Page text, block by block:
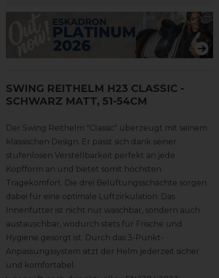
SWING REITHELM H23 CLASSIC -
SCHWARZ MATT, 51-54CM
Der Swing Reithelm "Classic" überzeugt mit seinem
klassischen Design. Er passt sich dank seiner
stufenlosen Verstellbarkeit perfekt an jede
Kopfform an und bietet somit höchsten
Tragekomfort. Die drei Belüftungsschächte sorgen
dabei für eine optimale Luftzirkulation. Das
Innenfutter ist nicht nur waschbar, sondern auch
austauschbar, wodurch stets für Frische und
Hygiene gesorgt ist. Durch das 3-Punkt-
Anpassungssystem sitzt der Helm jederzeit sicher
und komfortabel.